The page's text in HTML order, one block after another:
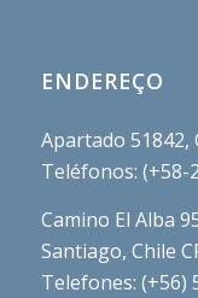
ENDEREÇO
Apartado 51842,
Teléfonos: (+58-
Camino El Alba
Santiago, Chile
Telefones: (+56)